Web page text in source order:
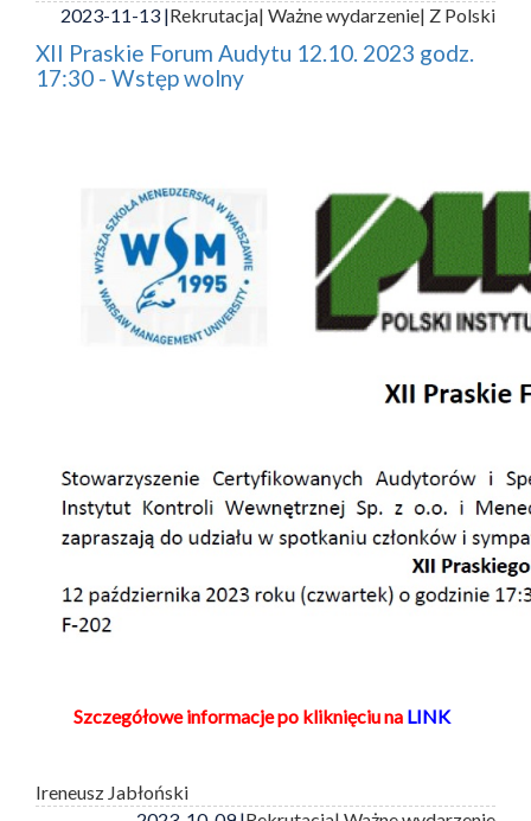
2023-11-13 |Rekrutacja| Ważne wydarzenie| Z Polski
XII Praskie Forum Audytu 12.10. 2023 godz.
17:30 - Wstęp wolny
Szczegółowe informacje po kliknięciu na LINK
Ireneusz Jabłoński